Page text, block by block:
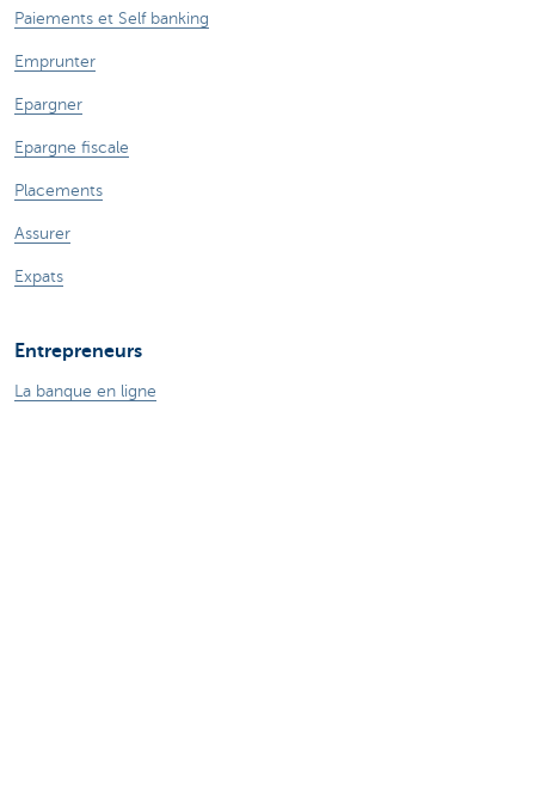
Paiements et Self banking
Emprunter
Epargner
Epargne fiscale
Placements
Assurer
Expats
Entrepreneurs
La banque en ligne